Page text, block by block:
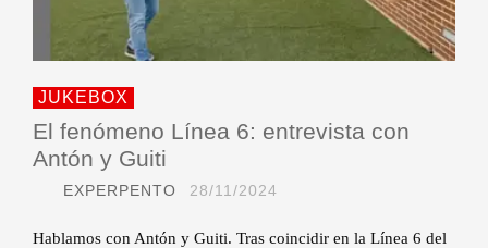
JUKEBOX
El fenómeno Línea 6: entrevista con
Antón y Guiti
EXPERPENTO 28/11/2024
Hablamos con Antón y Guiti. Tras coincidir en la Línea 6 del